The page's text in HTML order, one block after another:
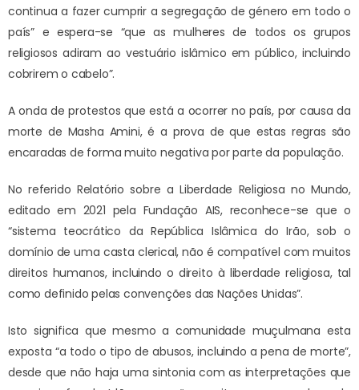
continua a fazer cumprir a segregação de género em todo o
país” e espera-se “que as mulheres de todos os grupos
religiosos adiram ao vestuário islâmico em público, incluindo
cobrirem o cabelo”.
A onda de protestos que está a ocorrer no país, por causa da
morte de Masha Amini, é a prova de que estas regras são
encaradas de forma muito negativa por parte da população.
No referido Relatório sobre a Liberdade Religiosa no Mundo,
editado em 2021 pela Fundação AIS, reconhece-se que o
“sistema teocrático da República Islâmica do Irão, sob o
domínio de uma casta clerical, não é compatível com muitos
direitos humanos, incluindo o direito à liberdade religiosa, tal
como definido pelas convenções das Nações Unidas”.
Isto significa que mesmo a comunidade muçulmana esta
exposta “a todo o tipo de abusos, incluindo a pena de morte”,
desde que não haja uma sintonia com as interpretações que